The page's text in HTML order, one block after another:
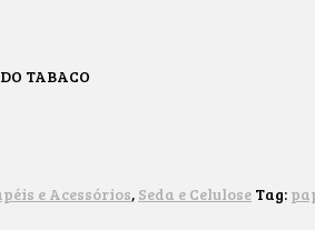
TABACO
e Acessórios, Seda e Celulose Tag: